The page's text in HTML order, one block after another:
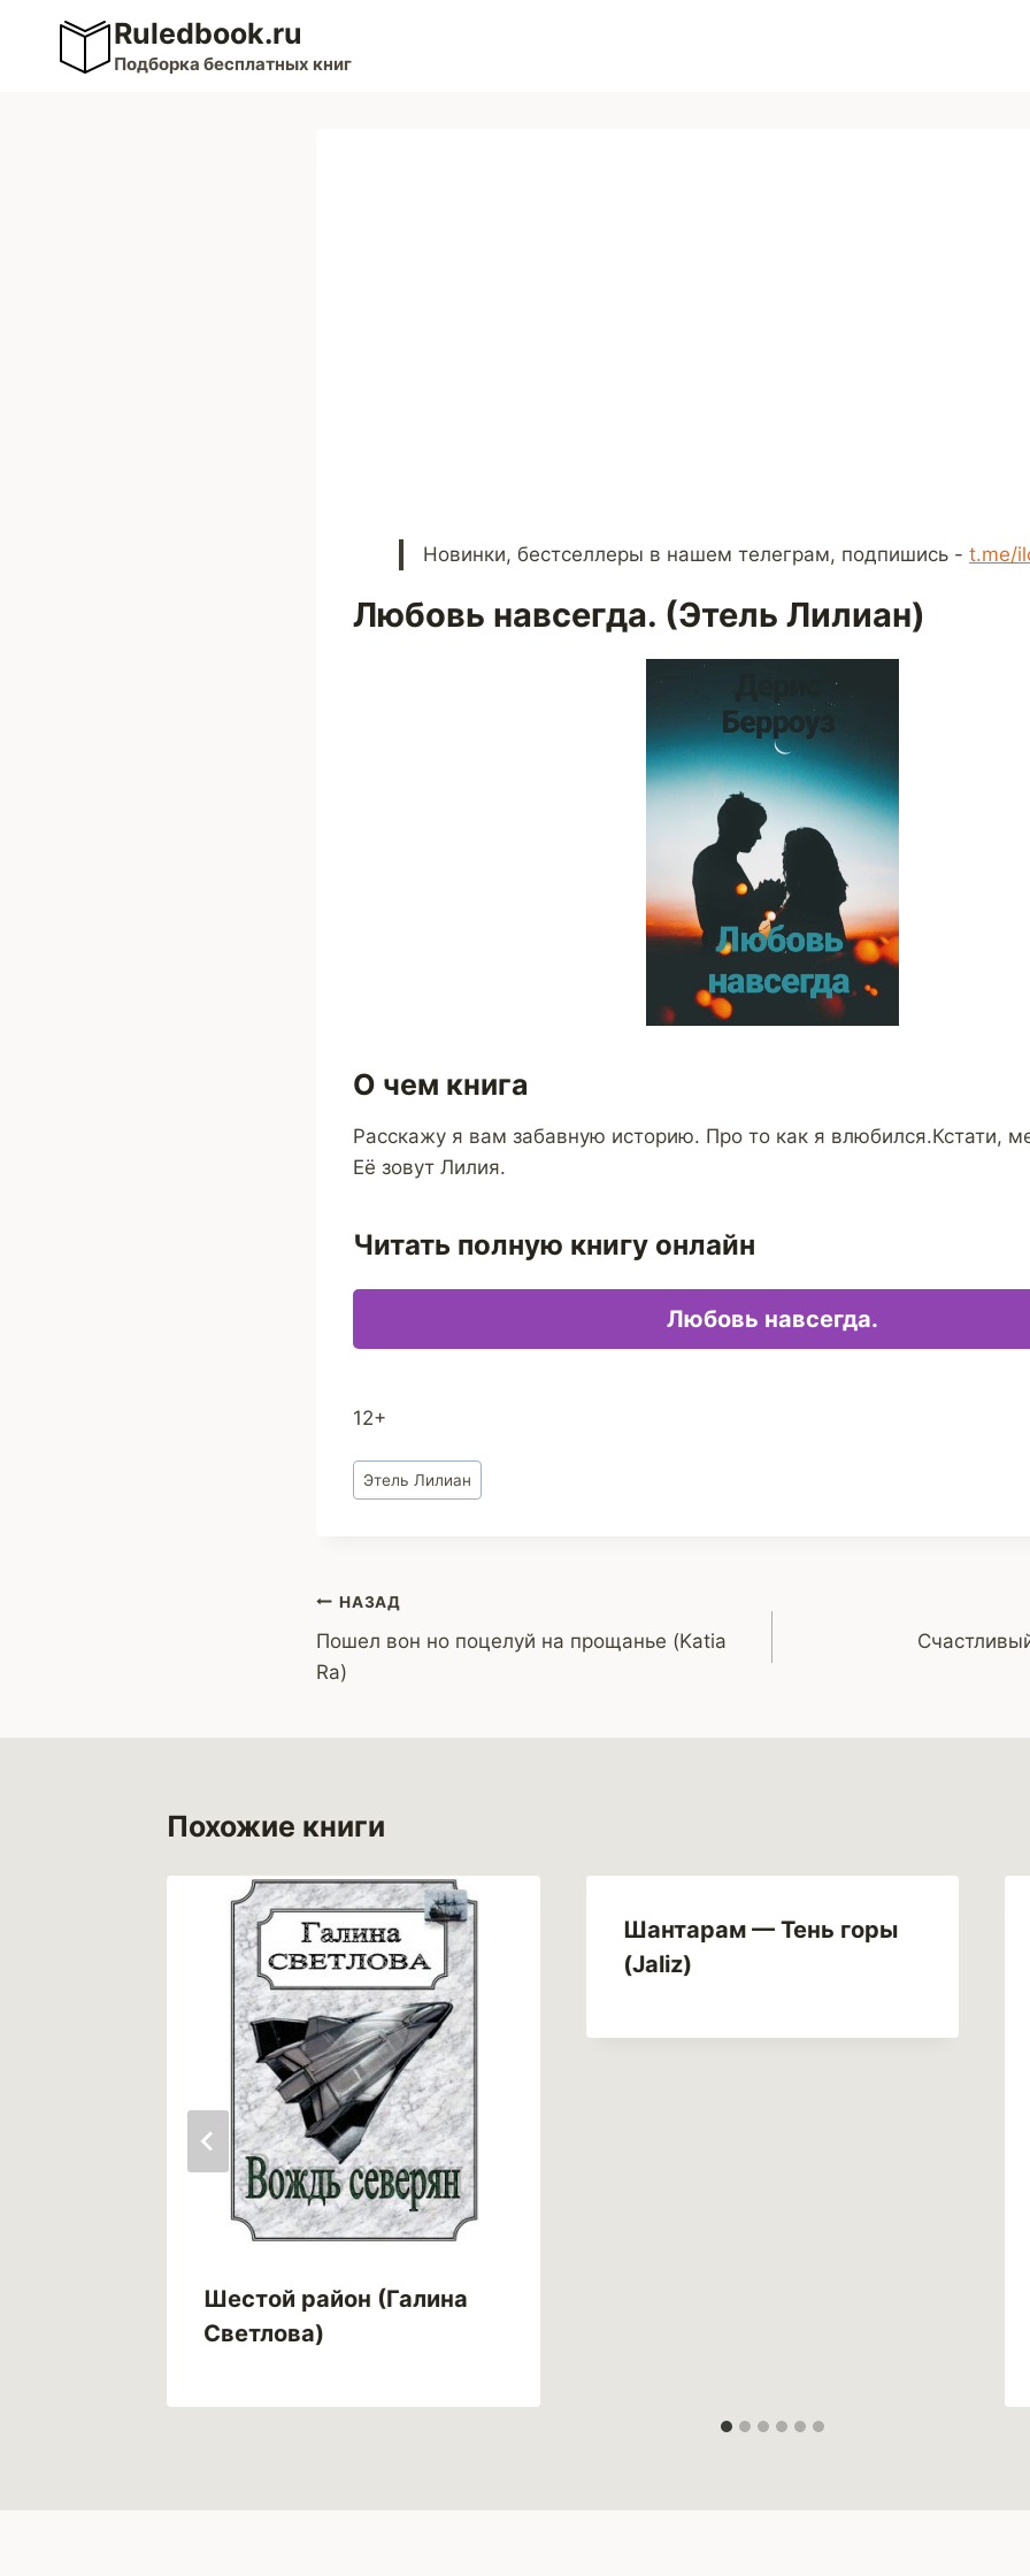
Перейти
содержимому
Ruledbook.ru
Подборка бесплатных книг
Новинки, бестселлеры в нашем телеграм, подпишись - t.me/
Любовь навсегда. (Этель Лилиан)
О чем книга
Расскажу я вам забавную историю. Про то как я влюбился.Кстати,
Её зовут Лилия.
Читать полную книгу онлайн
Любовь навсегда.
12+
Метки
записи:
Этель Лилиан
Навигация
по
записям
НАЗАД
Пошел вон но поцелуй на прощанье (Katia
Ra)
Похожие книги
Шестой район (Галина
Светлова)
Шантарам — Тень горы
(Jaliz)